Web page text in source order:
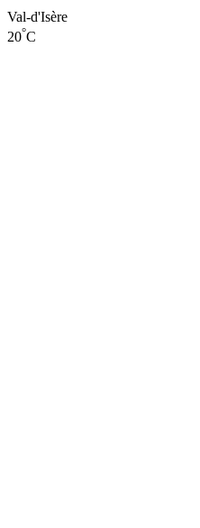
Val-d'Isère
20°C